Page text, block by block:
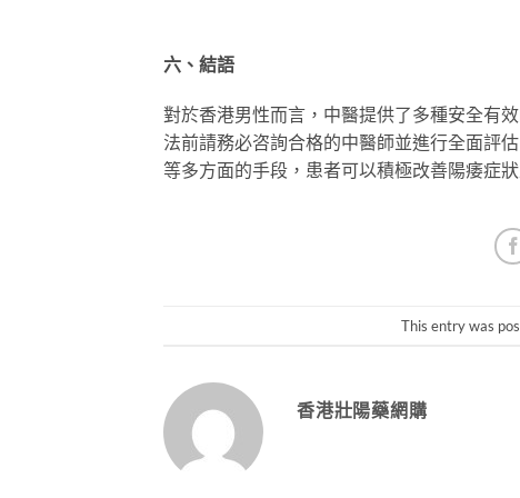
六、結語
對於香港男性而言，中醫提供了多種安全有
法前請務必咨詢合格的中醫師並進行全面評
等多方面的手段，患者可以積極改善陽痿症
This entry was
香港壯陽藥網購